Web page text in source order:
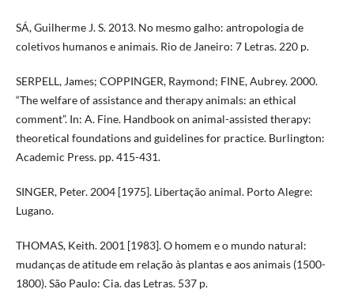
SÁ, Guilherme J. S. 2013. No mesmo galho: antropologia de
coletivos humanos e animais. Rio de Janeiro: 7 Letras. 220 p.
SERPELL, James; COPPINGER, Raymond; FINE, Aubrey. 2000.
“The welfare of assistance and therapy animals: an ethical
comment”. In: A. Fine. Handbook on animal-assisted therapy:
theoretical foundations and guidelines for practice. Burlington:
Academic Press. pp. 415-431.
SINGER, Peter. 2004 [1975]. Libertação animal. Porto Alegre:
Lugano.
THOMAS, Keith. 2001 [1983]. O homem e o mundo natural:
mudanças de atitude em relação às plantas e aos animais (1500-
1800). São Paulo: Cia. das Letras. 537 p.